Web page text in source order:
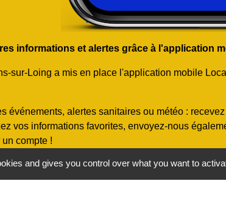
informations et alertes grâce à l'application
sur-Loing a mis en place l'application mobile
événements, alertes sanitaires ou météo :
vos informations favorites, envoyez-nous
compte !
voir le tutoriel en images, cliquez ici)
and gives you control over what you want to